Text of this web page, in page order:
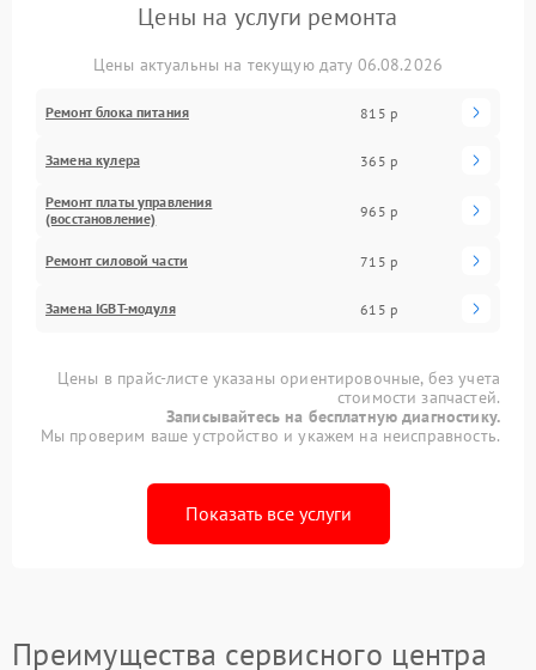
Цены на услуги ремонта
Цены актуальны на текущую дату 06.08.2026
Ремонт блока питания 815 р
Замена кулера 365 р
Ремонт платы управления
(восстановление)
965 р
Ремонт силовой части 715 р
Замена IGBT-модуля 615 р
Цены в прайс-листе указаны ориентировочные, без учета
стоимости запчастей.
Записывайтесь на бесплатную диагностику.
Мы проверим ваше устройство и укажем на неисправность.
Показать все услуги
Преимущества сервисного центра